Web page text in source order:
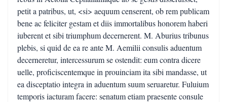
petit a patribus, ut, <si> aequum censerent, ob rem publicam
bene ac feliciter gestam et diis immortalibus honorem haberi
iuberent et sibi triumphum decernerent. M. Aburius tribunus
plebis, si quid de ea re ante M. Aemilii consulis aduentum
decerneretur, intercessurum se ostendit: eum contra dicere
uelle, proficiscentemque in prouinciam ita sibi mandasse, ut
ea disceptatio integra in aduentum suum seruaretur. Fuluium
temporis iacturam facere: senatum etiam praesente consule